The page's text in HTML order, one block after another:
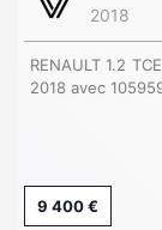
2018
RENAULT 1.2
2018 avec
9 400 €